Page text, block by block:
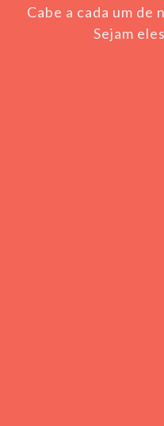
Cabe a cada um de
Sejam